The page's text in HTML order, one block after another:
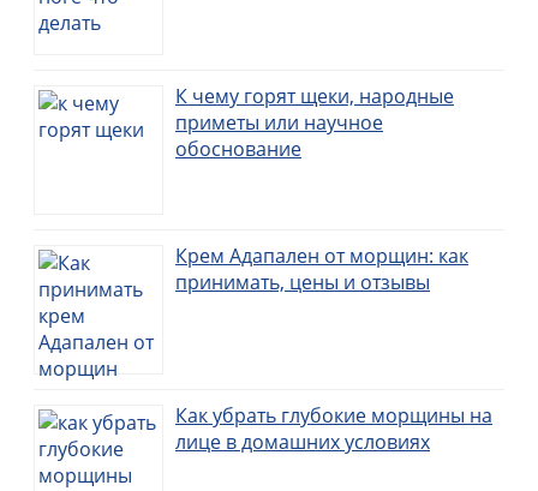
К чему горят щеки, народные
приметы или научное
обоснование
Крем Адапален от морщин: как
принимать, цены и отзывы
Как убрать глубокие морщины на
лице в домашних условиях